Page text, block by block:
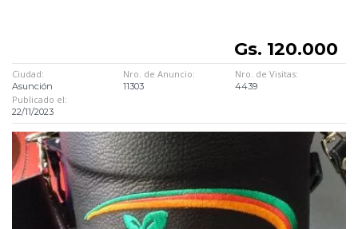
Gs. 120.000
Ciudad:
Asunción
Nro. de Anuncio:
11303
Nro. de Visitas:
4439
Publicado el:
22/11/2023